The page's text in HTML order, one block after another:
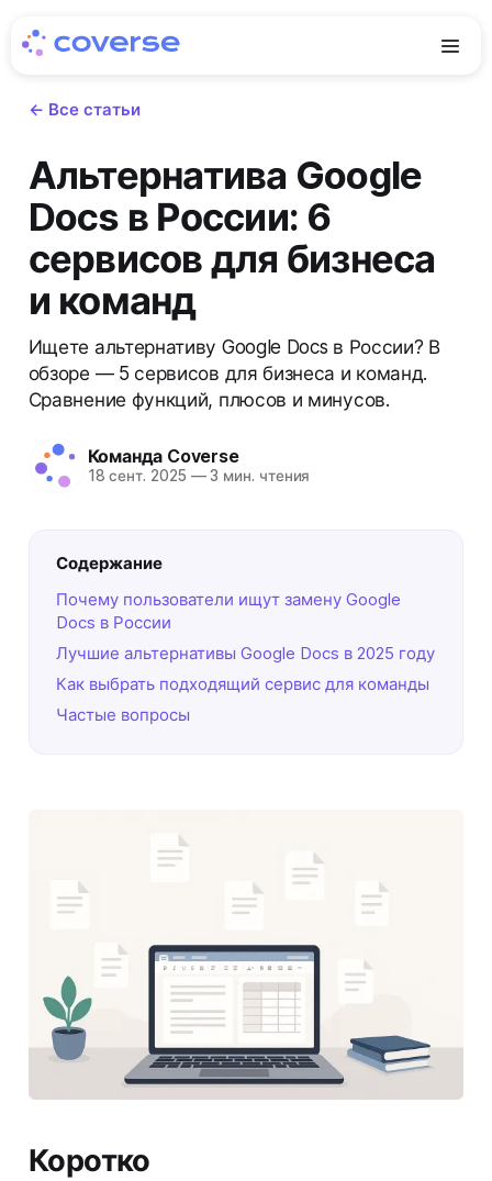
← Все статьи
Альтернатива Google
Docs в России: 6
сервисов для бизнеса
и команд
Ищете альтернативу Google Docs в России? В
обзоре — 5 сервисов для бизнеса и команд.
Сравнение функций, плюсов и минусов.
Команда Coverse
18 сент. 2025 —3 мин. чтения
Содержание
Почему пользователи ищут замену Google
Docs в России
Лучшие альтернативы Google Docs в 2025 году
Как выбрать подходящий сервис для команды
Частые вопросы
Коротко